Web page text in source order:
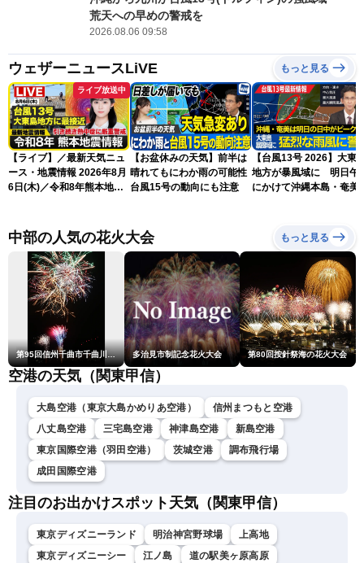
荒天への早めの警戒を
2026.08.06 09:58
ウェザーニュースLiVE もっと見る
ライブ放送中
【ライブ】／最新天気ニュ
ース・地震情報 2026年8月
6日(木)／令和8年熊本地震
ースLiVEアフタヌーン・青
原桃香／本田竜也〉
【お盆休みの天気】前半は
晴れてもにわか雨の可能性
台風15号の動向にも注意
【台風13号 2026】大東
地方が暴風域に 明日午
にかけて沖縄本島・奄美
中部の人気の花火大会 もっと見る
第95回信州千曲市千曲川納涼煙火大会 多治見市制記念花火大会 第80回按針祭海の花火大会
空港の天気（関東甲信）
大島空港（東京大島かめりあ空港）
信州まつもと空港
八丈島空港
三宅島空港 神津島空港
新島空港
東京国際空港（羽田空港）
茨城空港
調布飛行場
成田国際空港
注目のお出かけスポット天気（関東甲信）
東京ディズニーランド 明治神宮野球場
上高地
東京ディズニーシー
江ノ島 道の駅美ヶ原高原